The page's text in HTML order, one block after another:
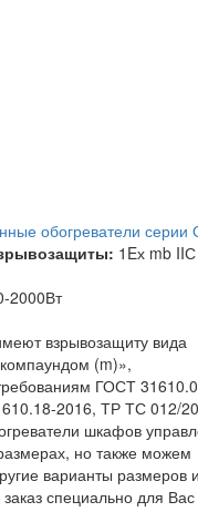
обогреватели
1Eх mb
2000Вт
взрывозащиту вида
(m)»,
ГОСТ
2016, ТР ТС 012/
шкафов
но также можем
варианты размеров и
специально для Вас